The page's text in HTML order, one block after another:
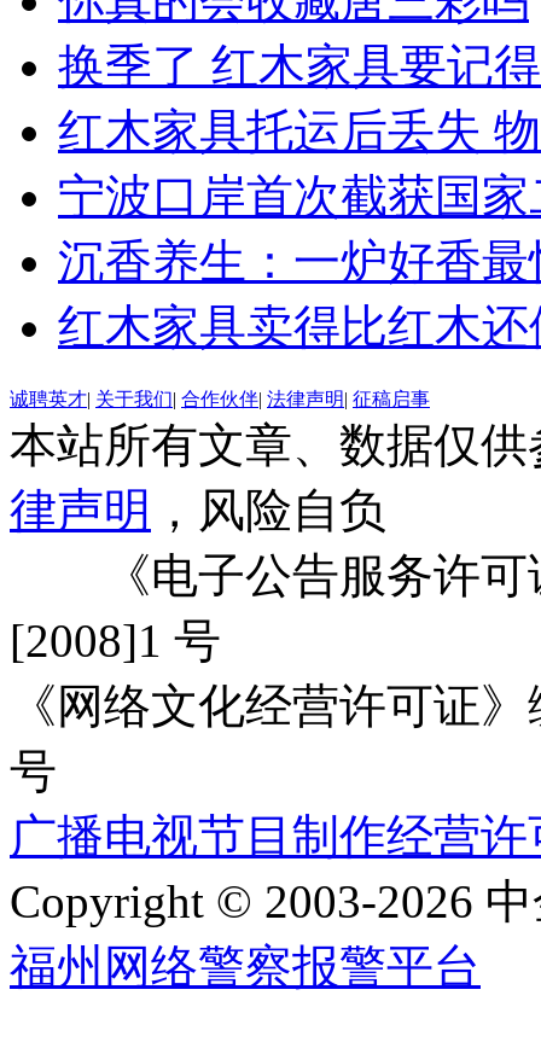
换季了 红木家具要记
红木家具托运后丢失
宁波口岸首次截获国
沉香养生：一炉好香最
红木家具卖得比红木
诚聘英才| 关于我们| 合作伙伴| 法律声明| 征稿启事
本站所有文章、数据仅
律声明 ，风险自负
《电子公告服务许可
[2008]1 号
《网络文化经营许可证
号
广播电视节目制作经营
Copyright © 2003-2026
福州网络警察报警平台